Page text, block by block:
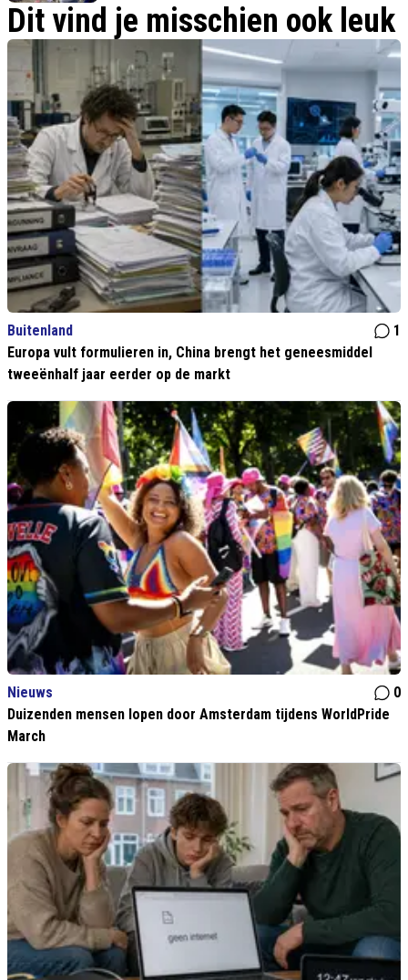
Dit vind je misschien ook leuk
Buitenland
1
Europa vult formulieren in, China brengt het geneesmiddel
tweeënhalf jaar eerder op de markt
Nieuws
0
Duizenden mensen lopen door Amsterdam tijdens WorldPride
March